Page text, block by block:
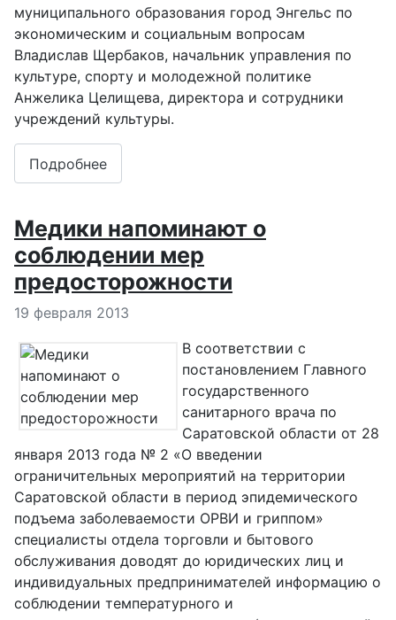
муниципального образования город Энгельс по
экономическим и социальным вопросам
Владислав Щербаков, начальник управления по
культуре, спорту и молодежной политике
Анжелика Целищева, директора и сотрудники
учреждений культуры.
Подробнее
Медики напоминают о
соблюдении мер
предосторожности
Информация о материале
19 февраля 2013
В соответствии с
постановлением Главного
государственного
санитарного врача по
Саратовской области от 28
января 2013 года № 2 «О введении
ограничительных мероприятий на территории
Саратовской области в период эпидемического
подъема заболеваемости ОРВИ и гриппом»
специалисты отдела торговли и бытового
обслуживания доводят до юридических лиц и
индивидуальных предпринимателей информацию о
соблюдении температурного и